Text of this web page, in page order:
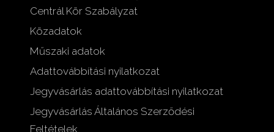
Centrál Kör Szabályzat
Közadatok
Műszaki adatok
Adattovábbítási nyilatkozat
Jegyvásárlás adattovábbítási nyilatkozat
Jegyvásárlás Általános Szerződési
Feltételek